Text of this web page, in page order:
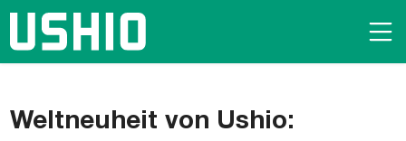
Weltneuheit von Ushio: